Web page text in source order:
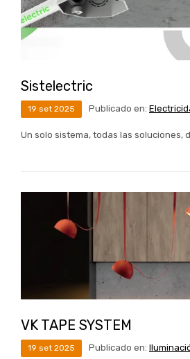
Sistelectric
19 set 2025 Publicado en:
Un solo sistema, todas las soluciones,
VK TAPE SYSTEM
19 set 2025 Publicado en: